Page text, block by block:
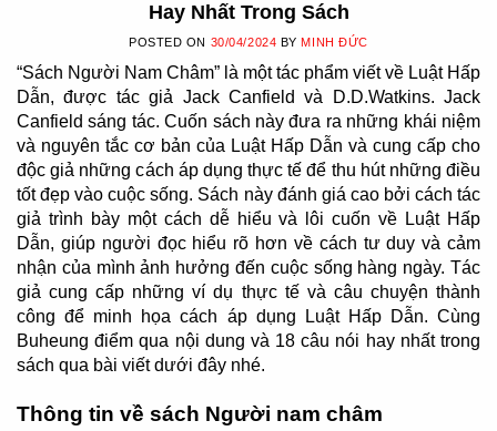
Hay Nhất Trong Sách
POSTED ON 30/04/2024 BYMINH ĐỨC
“Sách Người Nam Châm” là một tác phẩm viết về Luật Hấp
Dẫn, được tác giả Jack Canfield và D.D.Watkins. Jack
Canfield sáng tác. Cuốn sách này đưa ra những khái niệm
và nguyên tắc cơ bản của Luật Hấp Dẫn và cung cấp cho
độc giả những cách áp dụng thực tế để thu hút những điều
tốt đẹp vào cuộc sống. Sách này đánh giá cao bởi cách tác
giả trình bày một cách dễ hiểu và lôi cuốn về Luật Hấp
Dẫn, giúp người đọc hiểu rõ hơn về cách tư duy và cảm
nhận của mình ảnh hưởng đến cuộc sống hàng ngày. Tác
giả cung cấp những ví dụ thực tế và câu chuyện thành
công để minh họa cách áp dụng Luật Hấp Dẫn. Cùng
Buheung điểm qua nội dung và 18 câu nói hay nhất trong
sách qua bài viết dưới đây nhé.
Thông tin về sách Người nam châm